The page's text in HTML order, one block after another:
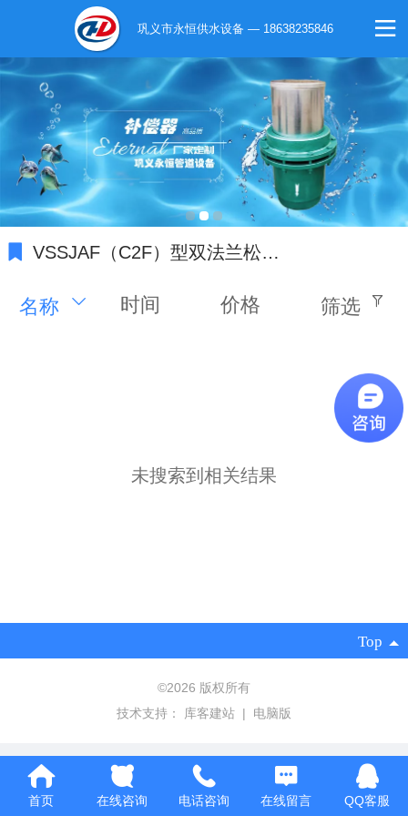
巩义市永恒供水设备 — 18638235846
VSSJAF（C2F）型双法兰松套传力接头
名称 时间 价格 筛选
未搜索到相关结果
Top
©2026 版权所有
技术支持：
库客建站 | 电脑版
首页 在线咨询 电话咨询 在线留言 QQ客服